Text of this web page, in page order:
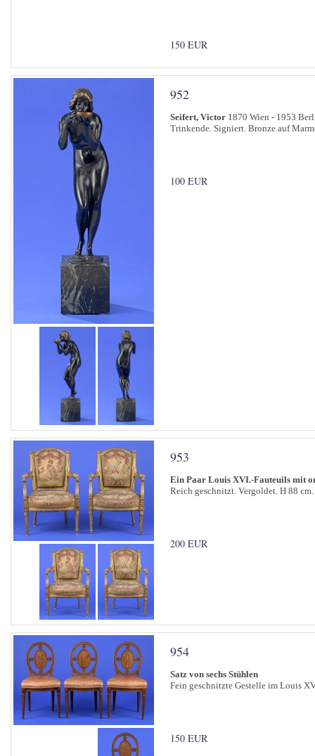
150 EUR
952
Seifert, Victor 1870 Wien - 1953
Trinkende. Signiert. Bronze auf
100 EUR
953
Ein Paar Louis XVI.-Fauteuils mit
Reich geschnitzt. Vergoldet. H 88 cm.
200 EUR
954
Satz von sechs Stühlen
Fein geschnitzte Gestelle im Louis
150 EUR